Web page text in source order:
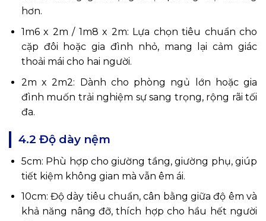
hơn.
1m6 x 2m / 1m8 x 2m: Lựa chọn tiêu chuẩn cho
cặp đôi hoặc gia đình nhỏ, mang lại cảm giác
thoải mái cho hai người.
2m x 2m2: Dành cho phòng ngủ lớn hoặc gia
đình muốn trải nghiệm sự sang trọng, rộng rãi tối
đa.
4.2 Độ dày nệm
5cm: Phù hợp cho giường tầng, giường phụ, giúp
tiết kiệm không gian mà vẫn êm ái.
10cm: Độ dày tiêu chuẩn, cân bằng giữa độ êm và
khả năng nâng đỡ, thích hợp cho hầu hết người